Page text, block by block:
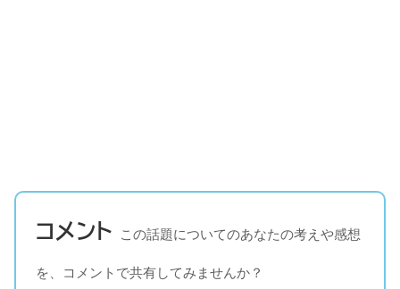
コメント この話題についてのあなたの考えや感想
を、コメントで共有してみませんか？